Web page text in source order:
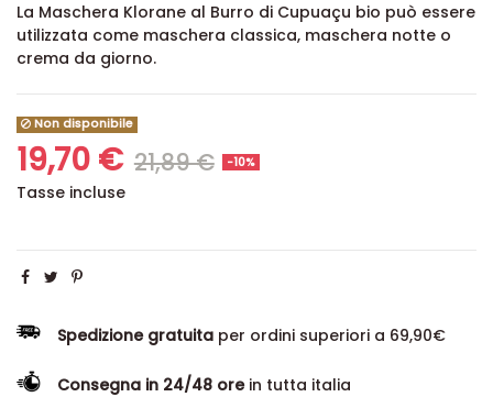
La Maschera Klorane al Burro di Cupuaçu bio può essere
utilizzata come maschera classica, maschera notte o
crema da giorno.
Non disponibile
19,70 € 21,89 € -10%
Tasse incluse
Spedizione gratuita per ordini superiori a 69,90€
Consegna in 24/48 orein tutta italia